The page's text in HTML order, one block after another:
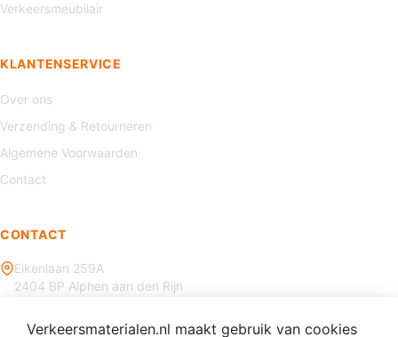
Verkeersmeubilair
KLANTENSERVICE
Over ons
Verzending & Retourneren
Algemene Voorwaarden
Contact
CONTACT
Eikenlaan 259A
2404 BP Alphen aan den Rijn
Verkeersmaterialen.nl maakt gebruik van cookies